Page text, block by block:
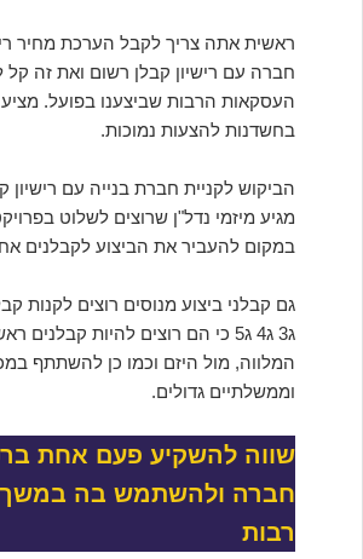
ראשית אתה צריך לקבל הערכת מחיר
חברה עם רישיון קבלן רשום ואת זה קל
העסקאות הרבות שביצענו בפועל.
בחשדנות להצעות נמוכות.
הביקוש לקניית חברת בנייה עם רישיון
מגיע מיזמי נדל"ן שרוצים לשלוט
במקום להעביר את הביצוע לקבלנים
גם קבלני ביצוע מנוסים רוצים לקנות
ג3 ג4 ג5 כי הם רוצים להיות
המלווה, מול היזם וכמו כן להשתתף
וממשלתיים גדולים.
שווה להשקיע פעם אחת
חברה ולהשתמש בה במשך
רבות